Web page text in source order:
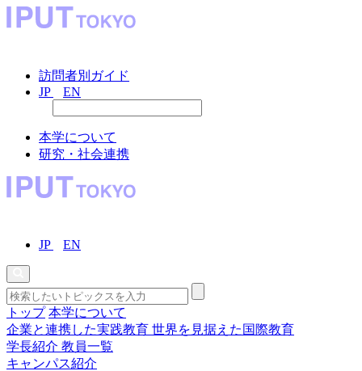
訪問者別ガイド
JP
EN
本学について
研究・社会連携
JP EN
トップ 本学について
企業と連携した実践教育 世界を見据えた国際教育
学長紹介 教員一覧
キャンパス紹介